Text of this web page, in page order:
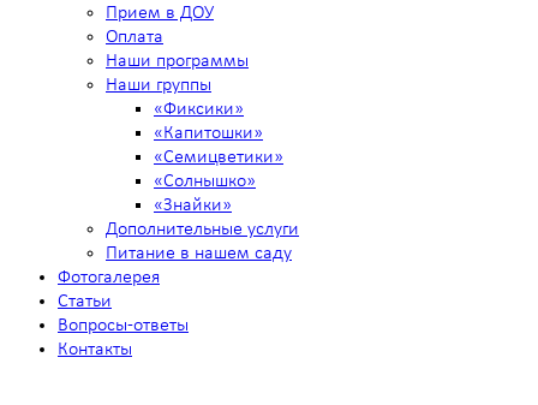
Прием в ДОУ
Оплата
Наши программы
Наши группы
«Фиксики»
«Капитошки»
«Семицветики»
«Солнышко»
«Знайки»
Дополнительные услуги
Питание в нашем саду
Фотогалерея
Статьи
Вопросы-ответы
Контакты